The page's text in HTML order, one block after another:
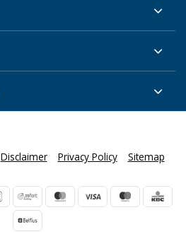
Disclaimer Privacy Policy Sitemap